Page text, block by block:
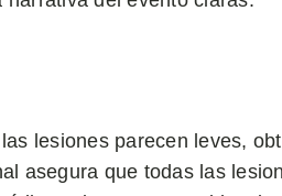
lesiones parecen leves,
asegura que todas las